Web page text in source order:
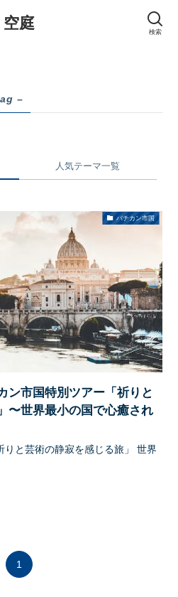
空庭 検索
–
人気テーマ一覧
バチカン市国
ン市国特別ツアー「祈りと
〜世界最小の国で心癒され
りと芸術の静寂を感じる旅」 世界
1